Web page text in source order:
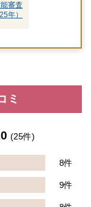
審査
年）
ミ
(25件)
8件
9件